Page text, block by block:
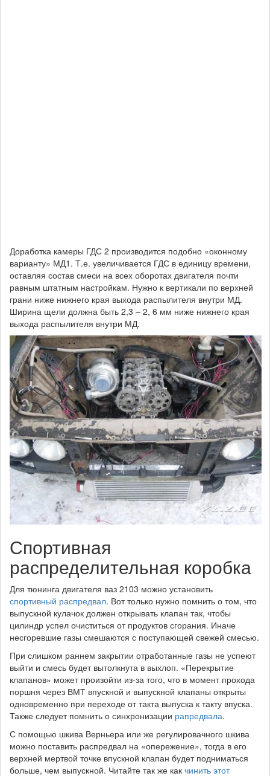
Доработка камеры ГДС 2 производится подобно «оконному
варианту» МД1. Т.е. увеличивается ГДС в единицу времени,
оставляя состав смеси на всех оборотах двигателя почти
равным штатным настройкам. Нужно к вертикали по верхней
грани ниже нижнего края выхода распылителя внутри МД.
Ширина щели должна быть 2,3 – 2, 6 мм ниже нижнего края
выхода распылителя внутри МД.
Спортивная
распределительная коробка
Для тюнинга двигателя ваз 2103 можно установить
спортивный распредвал. Вот только нужно помнить о том, что
выпускной кулачок должен открывать клапан так, чтобы
цилиндр успел очиститься от продуктов сгорания. Иначе
несгоревшие газы смешаются с поступающей свежей смесью.
При слишком раннем закрытии отработанные газы не успеют
выйти и смесь будет вытолкнута в выхлоп. «Перекрытие
клапанов» может произойти из-за того, что в момент прохода
поршня через ВМТ впускной и выпускной клапаны открыты
одновременно при переходе от такта выпуска к такту впуска.
Также следует помнить о синхронизации рапредвала.
С помощью шкива Верньера или же регулировачного шкива
можно поставить распредвал на «опережение», тогда в его
верхней мертвой точке впускной клапан будет подниматься
больше, чем выпускной. Читайте так же как чинить этот